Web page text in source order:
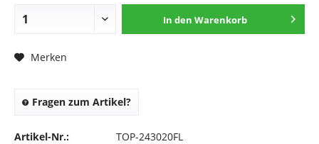
In den Warenkorb
Merken
Fragen zum Artikel?
Artikel-Nr.:
TOP-243020FL